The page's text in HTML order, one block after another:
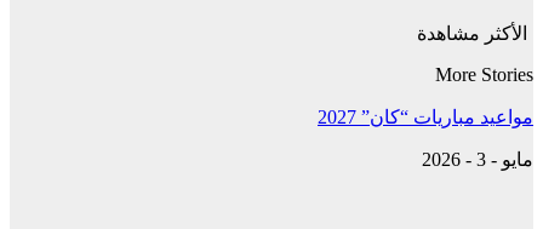
الأكثر مشاهدة
More Stories
مواعيد مباريات “كان” 2027
مايو - 3 - 2026